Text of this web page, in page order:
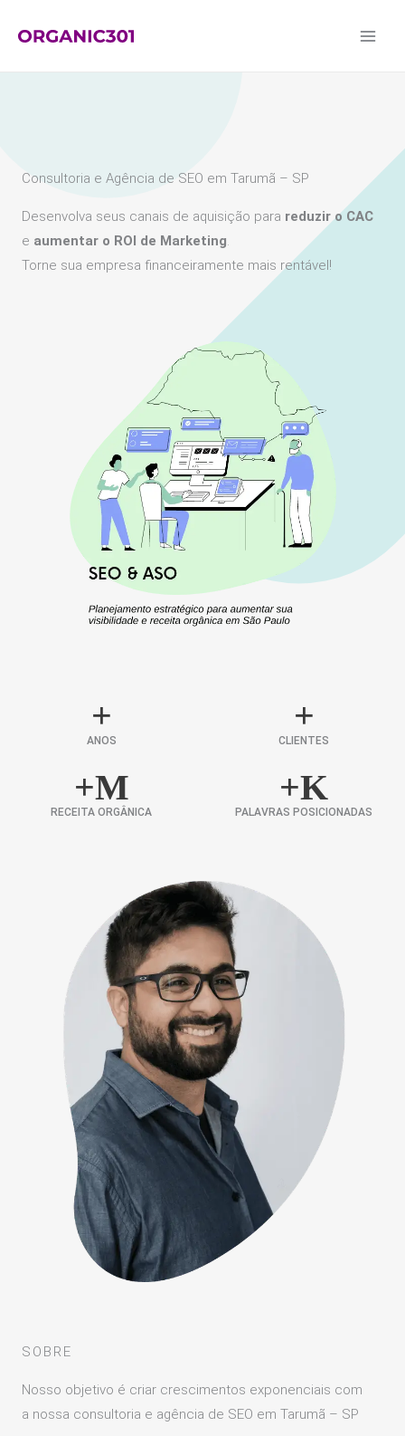
para
Consultoria e Agência de SEO em Tarumã – SP
Desenvolva seus canais de aquisição para reduzir o CAC
e aumentar o ROI de Marketing.
Torne sua empresa financeiramente mais rentável!
+
ANOS
+
CLIENTES
+M
RECEITA ORGÂNICA
+K
PALAVRAS POSICIONADAS
SOBRE
Nosso objetivo é criar crescimentos exponenciais com
a nossa consultoria e agência de SEO em Tarumã – SP